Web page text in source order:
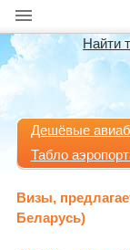
Найти
Дешёвые
Табло
Визы,
Беларусь)